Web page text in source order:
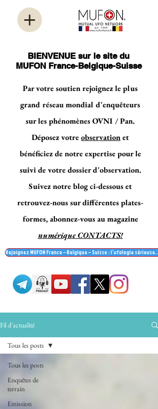
BIENVENUE sur le site du
MUFON France-Belgique-Suisse
Par votre soutien rejoignez le plus
grand réseau mondial d'enquêteurs
sur les phénomènes OVNI / Pan.
Déposez votreobservationet
bénéficiez de notre expertise pour le
suivi de votre dossier d'observation.
Suivez notre blog ci-dessous et
retrouvez-nous sur différentes plates-
formes, abonnez-vous au magazine
numérique CONTACTS!
Rejoignez MUFON France – Belgique – Suisse : l’ufologie
Fil d'actualité
Tous les posts
Enquêtes de
terrain
Emission
Tous les posts